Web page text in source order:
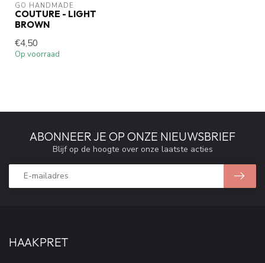
GO HANDMADE
COUTURE - LIGHT
BROWN
€4,50
Op voorraad
ABONNEER JE OP ONZE NIEUWSBRIEF
Blijf op de hoogte over onze laatste acties
HAAKPRET